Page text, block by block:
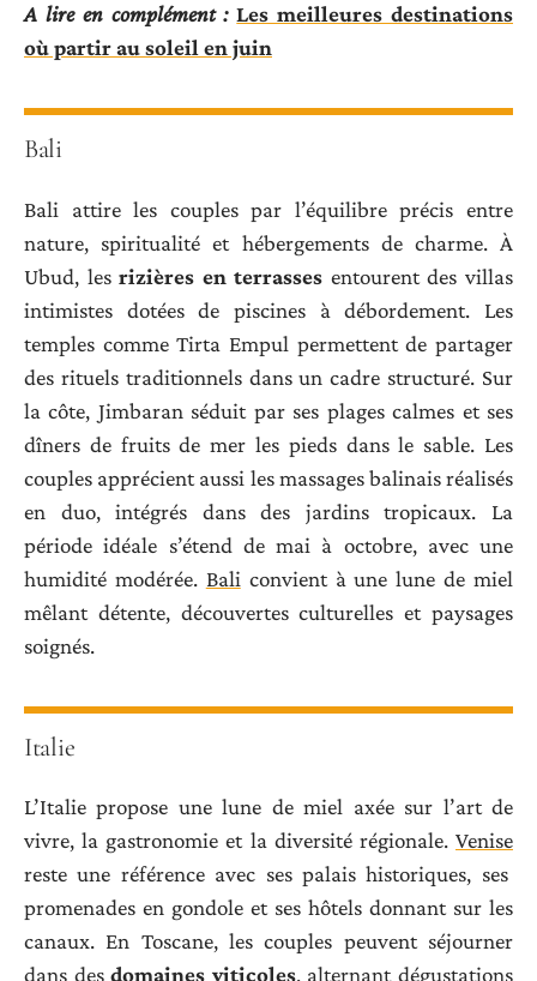
A lire en complément : Les meilleures destinations
où partir au soleil en juin
Bali
Bali attire les couples par l’équilibre précis entre
nature, spiritualité et hébergements de charme. À
Ubud, lesrizières en terrasses entourent des villas
intimistes dotées de piscines à débordement. Les
temples comme Tirta Empul permettent de partager
des rituels traditionnels dans un cadre structuré. Sur
la côte, Jimbaran séduit par ses plages calmes et ses
dîners de fruits de mer les pieds dans le sable. Les
couples apprécient aussi les massages balinais réalisés
en duo, intégrés dans des jardins tropicaux. La
période idéale s’étend de mai à octobre, avec une
humidité modérée. Bali convient à une lune de miel
mêlant détente, découvertes culturelles et paysages
soignés.
Italie
L’Italie propose une lune de miel axée sur l’art de
vivre, la gastronomie et la diversité régionale. Venise
reste une référence avec ses palais historiques, ses
promenades en gondole et ses hôtels donnant sur les
canaux. En Toscane, les couples peuvent séjourner
dans desdomaines viticoles, alternant dégustations